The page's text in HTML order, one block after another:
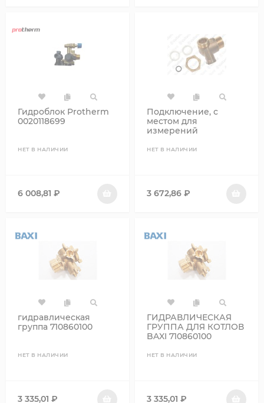
Гидроблок Protherm
0020118699
НЕТ В НАЛИЧИИ
6 008,81 ₽
Подключение, с
местом для
измерений
НЕТ В НАЛИЧИИ
3 672,86 ₽
гидравлическая
группа 710860100
НЕТ В НАЛИЧИИ
3 335,01 ₽
ГИДРАВЛИЧЕСКАЯ
ГРУППА ДЛЯ КОТЛОВ
BAXI 710860100
НЕТ В НАЛИЧИИ
3 335,01 ₽